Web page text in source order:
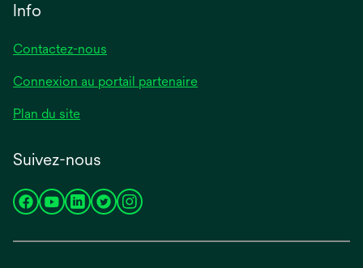
Info
Contactez-nous
Connexion au portail partenaire
Plan du site
Suivez-nous
s’ouvres’ouvres’ouvres’ouvres’ouvre